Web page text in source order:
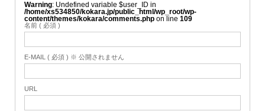
Warning : Undefined variable $user_ID in
/home/xs534850/kokara.jp/public_html/wp_root/wp-
content/themes/kokara/comments.phpon line 109
名前 ( 必須 )
E-MAIL ( 必須 ) ※ 公開されません
URL